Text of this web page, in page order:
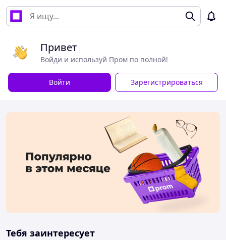
Привет
Войди и используй Пром по полной!
Войти Зарегистрироваться
Тебя заинтересует